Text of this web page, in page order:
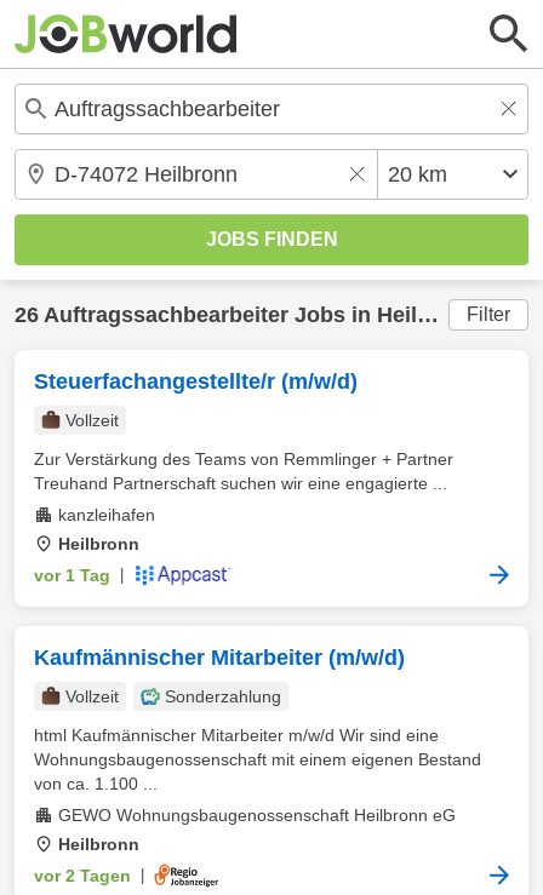
26 Auftragssachbearbeiter Jobs in Heilbronn (20
Filter
Steuerfachangestellte/r (m/w/d)
Vollzeit
Zur Verstärkung des Teams von Remmlinger + Partner
Treuhand Partnerschaft suchen wir eine engagierte ...
kanzleihafen
Heilbronn
vor 1 Tag
Kaufmännischer Mitarbeiter (m/w/d)
Vollzeit
Sonderzahlung
html Kaufmännischer Mitarbeiter m/w/d Wir sind eine
Wohnungsbaugenossenschaft mit einem eigenen Bestand
von ca. 1.100 ...
GEWO Wohnungsbaugenossenschaft Heilbronn eG
Heilbronn
vor 2 Tagen